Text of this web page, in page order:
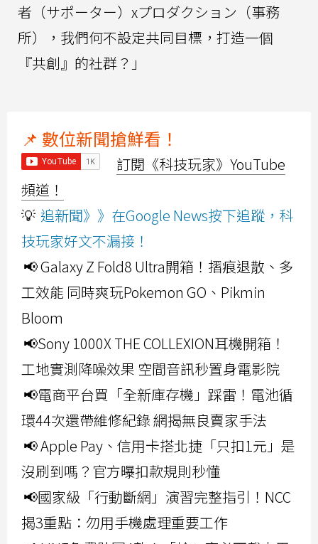
者（サポーター）xプロダクション（事務
所），我們何不設定共同目標，打造一個
『共創』的社群？」
📌 數位新聞搶鮮看！
訂閱《科技玩家》YouTube
頻道！
💡 追新聞》》在Google News按下追蹤，科
技玩家好文不漏接！
📢 Galaxy Z Fold8 Ultra開箱！摺痕退散、多
工效能 同時爽玩Pokemon GO、Pikmin
Bloom
📢Sony 1000X THE COLLEXION耳機開箱！
工地實測降噪效果 空間音訊秒置身電影院
📢電商平台買「全新庫存機」踩雷！電池循
環44次還帶維修紀錄 網揭無良賣家手法
📢 Apple Pay、信用卡搭北捷「只扣1元」是
沒刷到嗎？官方曝扣款規則秒懂
📢國家級「行動斷網」演習完整指引！NCC
揭3重點：勿用手機處理重要工作